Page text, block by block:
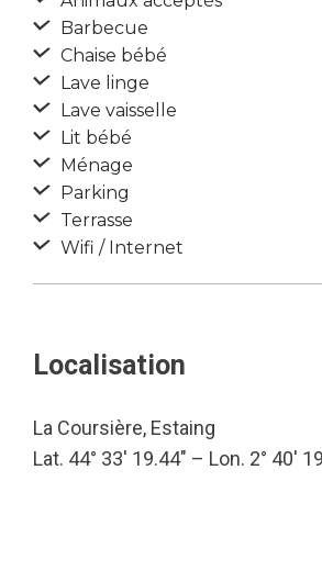
Barbecue
Chaise bébé
Lave linge
Lave vaisselle
Lit bébé
Ménage
Parking
Terrasse
Wifi / Internet
Localisation
La Coursière, Estaing
Lat. 44° 33′ 19.44″ – Lon. 2° 40′